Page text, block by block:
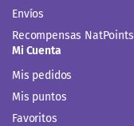
Envíos
Recompensas NatPoints
Mi Cuenta
Mis pedidos
Mis puntos
Favoritos